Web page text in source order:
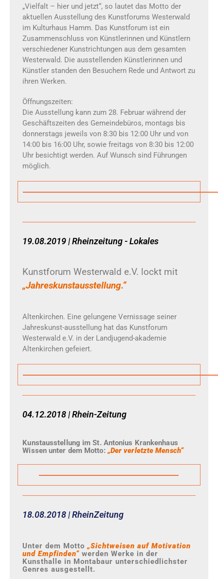
„Vielfalt – hier und jetzt“, so lautet das Motto der
aktuellen Ausstellung des Kunstforums Westerwald
im Kulturhaus Hamm. Das Kunstforum ist ein
Zusammenschluss von Künstlerinnen und Künstlern
verschiedener Kunstrichtungen aus dem gesamten
Westerwald. Die ausstellenden Künstlerinnen und
Künstler standen den Besuchern Rede und Antwort zu
ihren Werken.
Öffnungszeiten:
Die Ausstellung kann zum 28. Februar während der
Geschäftszeiten des Gemeindebüros, montags bis
donnerstags jeweils von 8:30 bis 12:00 Uhr und von
14:00 bis 16:00 Uhr, sowie freitags von 8:30 bis 12:00
Uhr besichtigt werden. Auf Wunsch sind Führungen
möglich.
19.08.2019 | Rheinzeitung - Lokales
Kunstforum Westerwald e.V. lockt mit
„Jahreskunstausstellung.“
Altenkirchen. Eine gelungene Vernissage seiner
Jahreskunst-ausstellung hat das Kunstforum
Westerwald e.V. in der Landjugend-akademie
Altenkirchen gefeiert.
04.12.2018 | Rhein-Zeitung
Kunstausstellung im St. Antonius Krankenhaus
Wissen unter dem Motto: „Der verletzte Mensch“
18.08.2018 | RheinZeitung
Unter dem Motto„Sichtweisen auf Motivation
und Empfinden“ werden Werke in der
Kunsthalle in Montabaur unterschiedlichster
Genres ausgestellt.